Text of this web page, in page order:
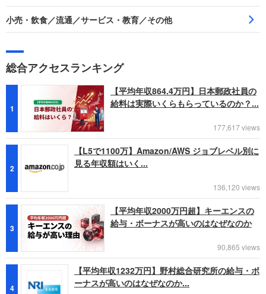
小売・飲食／流通／サービス・教育／その他
総合アクセスランキング
1
【平均年収864.4万円】日本郵政社員の
給料は実際いくらもらっているのか？...
177,617 views
2
【L5で1100万】Amazon/AWS ジョブレベル別に
見る年収額はいく...
136,120 views
3
【平均年収2000万円超】キーエンスの
給与・ボーナスが高いのはなぜなのか
90,865 views
4
【平均年収1232万円】野村総合研究所の給与・ボ
ーナスが高いのはなぜなのか...